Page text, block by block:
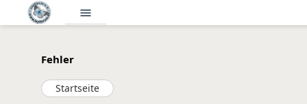
menu
Fehler
Startseite